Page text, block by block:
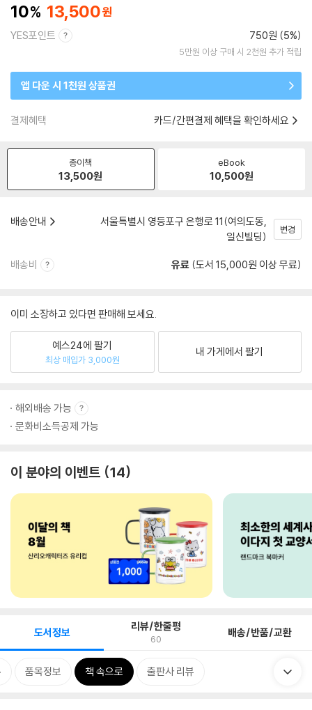
10 13,500
YES포인트 750원 (5%)
5만원 이상 구매 시 2천원 추가 적립
앱 다운 시 1천원 상품권
결제혜택 카드/간편결제 혜택을 확인하세요
종이책
13,500원
eBook
10,500원
배송안내
서울특별시 영등포구 은행로 11(여의도동,
일신빌딩)
변경
배송비 유료 (도서 15,000원 이상 무료)
이미 소장하고 있다면 판매해 보세요.
예스24에 팔기
최상 매입가 3,000원
내 가게에서 팔기
해외배송 가능
문화비소득공제 가능
이 분야의 이벤트 14
도서정보 리뷰/한줄평
60 배송/반품/교환
품목정보 책 속으로 출판사 리뷰